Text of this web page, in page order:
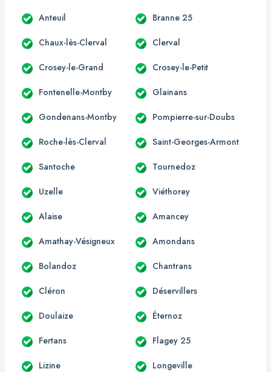
Anteuil Branne 25
Chaux-lès-Clerval Clerval
Crosey-le-Grand Crosey-le-Petit
Fontenelle-Montby Glainans
Gondenans-Montby Pompierre-sur-Doubs
Roche-lès-Clerval Saint-Georges-Armont
Santoche Tournedoz
Uzelle Viéthorey
Alaise Amancey
Amathay-Vésigneux Amondans
Bolandoz Chantrans
Cléron Déservillers
Doulaize Éternoz
Fertans Flagey 25
Lizine Longeville